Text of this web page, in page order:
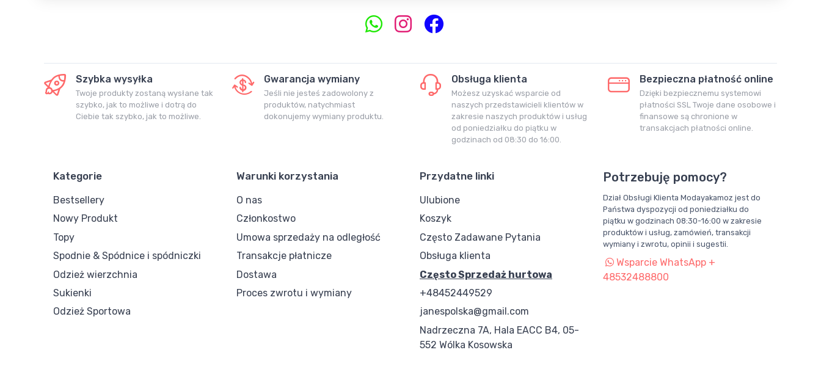
Szybka wysyłka
Twoje produkty zostaną wysłane tak
szybko, jak to możliwe i dotrą do
Ciebie tak szybko, jak to możliwe.
Gwarancja wymiany
Jeśli nie jesteś zadowolony z
produktów, natychmiast
dokonujemy wymiany produktu.
Obsługa klienta
Możesz uzyskać wsparcie od
naszych przedstawicieli klientów w
zakresie naszych produktów i usług
od poniedziałku do piątku w
godzinach od 08:30 do 16:00.
Bezpieczna płatność online
Dzięki bezpiecznemu systemowi
płatności SSL Twoje dane osobowe i
finansowe są chronione w
transakcjach płatności online.
Kategorie
Bestsellery
Nowy Produkt
Topy
Spodnie & Spódnice i spódniczki
Odzież wierzchnia
Sukienki
Odzież Sportowa
Warunki korzystania
O nas
Członkostwo
Umowa sprzedaży na odległość
Transakcje płatnicze
Dostawa
Proces zwrotu i wymiany
Przydatne linki
Ulubione
Koszyk
Często Zadawane Pytania
Obsługa klienta
Często Sprzedaż hurtowa
+48452449529
janespolska@gmail.com
Nadrzeczna 7A, Hala EACC B4, 05-
552 Wólka Kosowska
Potrzebuję pomocy?
Dział Obsługi Klienta Modayakamoz jest do
Państwa dyspozycji od poniedziałku do
piątku w godzinach 08:30-16:00 w zakresie
produktów i usług, zamówień, transakcji
wymiany i zwrotu, opinii i sugestii.
Wsparcie WhatsApp +
48532488800